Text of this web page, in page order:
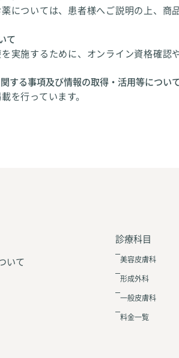
については、患者様へご説明の上、商
て
実施するために、オンライン資格確認
する事項及び情報の取得・活用等につい
を行っています。
いて
診療科目
美容皮膚科
形成外科
一般皮膚科
料金一覧